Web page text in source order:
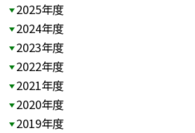
2025年度
2024年度
2023年度
2022年度
2021年度
2020年度
2019年度